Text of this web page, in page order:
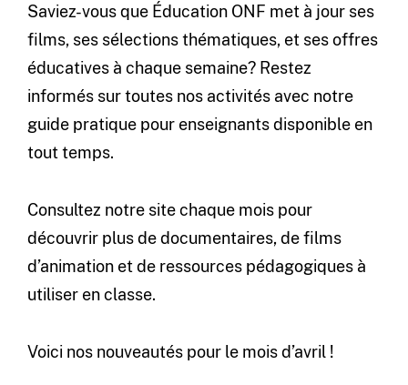
Saviez-vous que Éducation ONF met à jour ses
films, ses sélections thématiques, et ses offres
éducatives à chaque semaine? Restez
informés sur toutes nos activités avec notre
guide pratique pour enseignants disponible en
tout temps.
Consultez notre site chaque mois pour
découvrir plus de documentaires, de films
d’animation et de ressources pédagogiques à
utiliser en classe.
Voici nos nouveautés pour le mois d’avril !